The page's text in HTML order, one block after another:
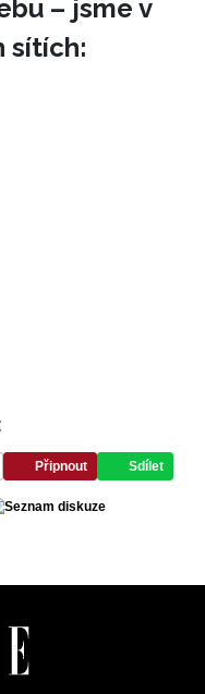
– jsme v
sítích:
Připnout Sdílet